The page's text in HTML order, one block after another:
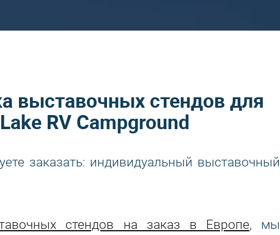
выставочных стендов для
RV Campground
заказать: индивидуальный выставочный
стендов на заказ в Европе, мы